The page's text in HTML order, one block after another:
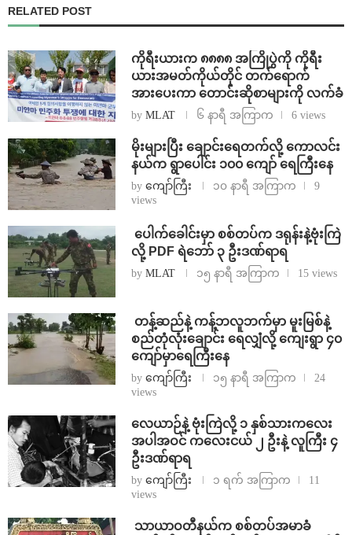
RELATED POST
ကိုရီးယားက ၈၈၈၈ အကြိုပွဲကို ကိုရီး
ယားအမတ်ကိုယ်တိုင် တက်ရောက်
အားပေးကာ တောင်းဆိုစာများကို လက်ခံ
by MLAT ၆ နာရီ အကြာက 6 views
⁨မိုးများပြီး ချောင်းရေတက်လို့ ကောလင်း
နယ်က ရွာပေါင်း ၁၀၀ ကျော် ရေကြီးနေ
by ကျော်ကြီး ၁၀ နာရီ အကြာက
9
views
⁩ ⁨ပေါက်ခေါင်းမှာ စစ်တပ်က ဒရုန်းနဲ့ဗုံးကြဲ
လို့ PDF ရဲဘော် ၃ ဦးဒဏ်ရာရ
by MLAT ၁၅ နာရီ အကြာက 15 views
⁩ ⁨တန့်ဆည်နဲ့ ကန့်ဘလူဘက်မှာ မူးမြစ်နဲ့
စည်တုံလုံးချောင်း ရေလျှံလို့ ကျေးရွာ ၄၀
ကျော်မှာရေကြီးနေ
by ကျော်ကြီး ၁၅ နာရီ အကြာက
24
views
⁨လေယာဉ်နဲ့ ဗုံးကြဲလို့ ၁ နှစ်သားကလေး
အပါအဝင် ကလေးငယ် ၂ ဦးနဲ့ လူကြီး ၄
ဦးဒဏ်ရာရ
by ကျော်ကြီး ၁ ရက် အကြာက
11
views
⁩ ⁨သာယာဝတီနယ်က စစ်တပ်အမာခံ